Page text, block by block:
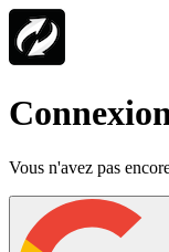
Vous n'avez pas